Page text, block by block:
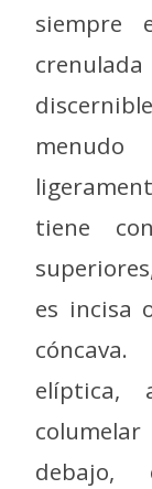
siempre
tiene
es incisa
elíptica,